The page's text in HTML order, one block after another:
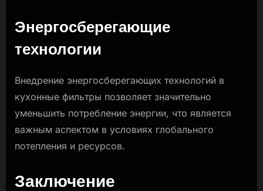
Энергосберегающие
технологии
Внедрение энергосберегающих технологий в
кухонные фильтры позволяет значительно
уменьшить потребление энергии, что является
важным аспектом в условиях глобального
потепления и ресурсов.
Заключение